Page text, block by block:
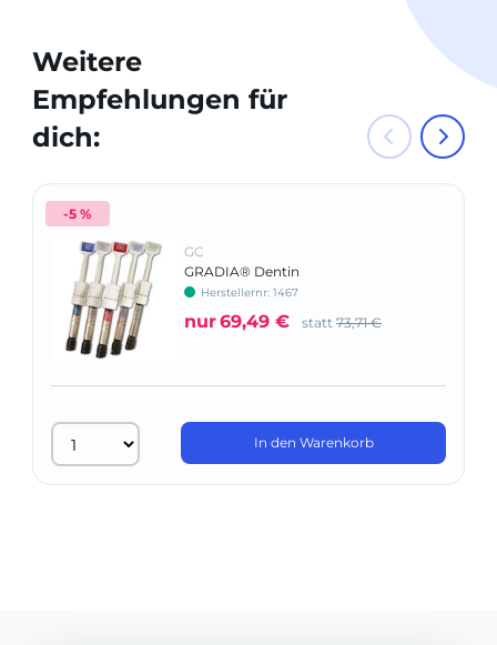
Weitere
Empfehlungen für
dich:
-5 %
GC
GRADIA® Dentin
Herstellernr: 1467
nur69,49 € statt 73,71 €
In den Warenkorb